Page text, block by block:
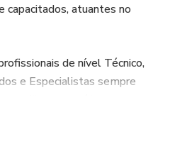
atuantes no
de nível Técnico,
e Especialistas sempre